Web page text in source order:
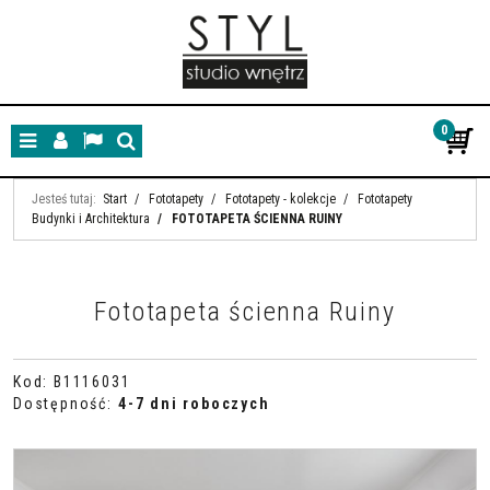
MenuPanelLangSzukaj
0
Jesteś tutaj: Start / Fototapety / Fototapety - kolekcje /
Fototapety
Budynki i Architektura / FOTOTAPETA ŚCIENNA RUINY
Fototapeta ścienna Ruiny
Kod :
B1116031
Dostępność: 4-7 dni roboczych